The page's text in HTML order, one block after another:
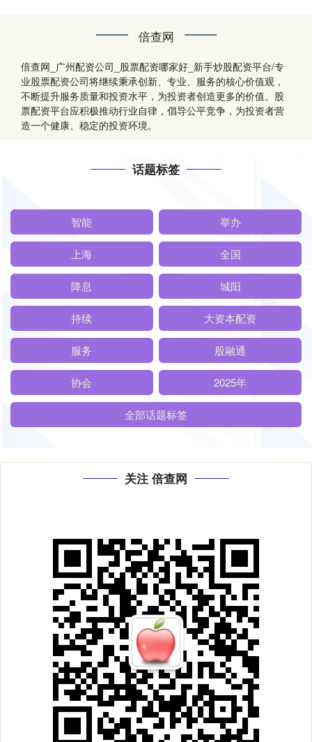
倍查网
倍查网_广州配资公司_股票配资哪家好_新手炒股配资平台/专
业股票配资公司将继续秉承创新、专业、服务的核心价值观，
不断提升服务质量和投资水平，为投资者创造更多的价值。股
票配资平台应积极推动行业自律，倡导公平竞争，为投资者营
造一个健康、稳定的投资环境。
话题标签
智能 举办
上海 全国
降息 城阳
持续 大资本配资
服务 股融通
协会 2025年
全部话题标签
关注 倍查网